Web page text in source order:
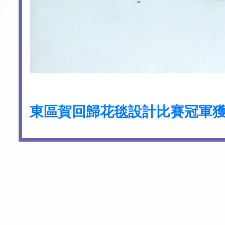
東區賀回歸花毯設計比賽冠軍